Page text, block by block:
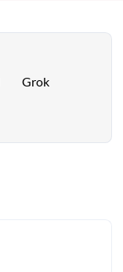
Grok